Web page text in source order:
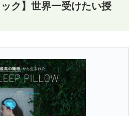
ック】世界一受けたい授